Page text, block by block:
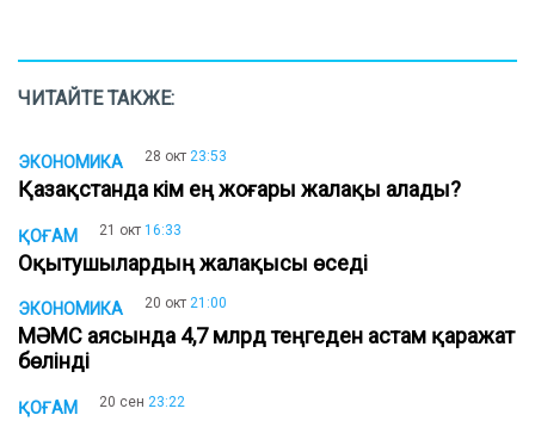
ЧИТАЙТЕ ТАКЖЕ:
ЭКОНОМИКА 28 окт 23:53
Қазақстанда кім ең жоғары жалақы алады?
ҚОҒАМ 21 окт 16:33
Оқытушылардың жалақысы өседі
ЭКОНОМИКА 20 окт 21:00
МӘМС аясында 4,7 млрд теңгеден астам қаражат
бөлінді
ҚОҒАМ 20 сен 23:22